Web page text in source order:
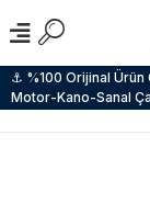
⚓ %100 Orijinal
Motor-Kano-Sanal